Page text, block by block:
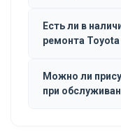
Есть ли в
ремонта Toyota
Можно ли
при